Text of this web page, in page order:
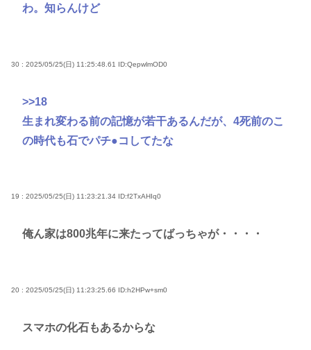
わ。知らんけど
30 : 2025/05/25(日) 11:25:48.61 ID:QepwlmOD0
>>18
生まれ変わる前の記憶が若干あるんだが、4死前のこ
の時代も石でパチ●コしてたな
19 : 2025/05/25(日) 11:23:21.34 ID:f2TxAHIq0
俺ん家は800兆年に来たってばっちゃが・・・・
20 : 2025/05/25(日) 11:23:25.66 ID:h2HPw+sm0
スマホの化石もあるからな